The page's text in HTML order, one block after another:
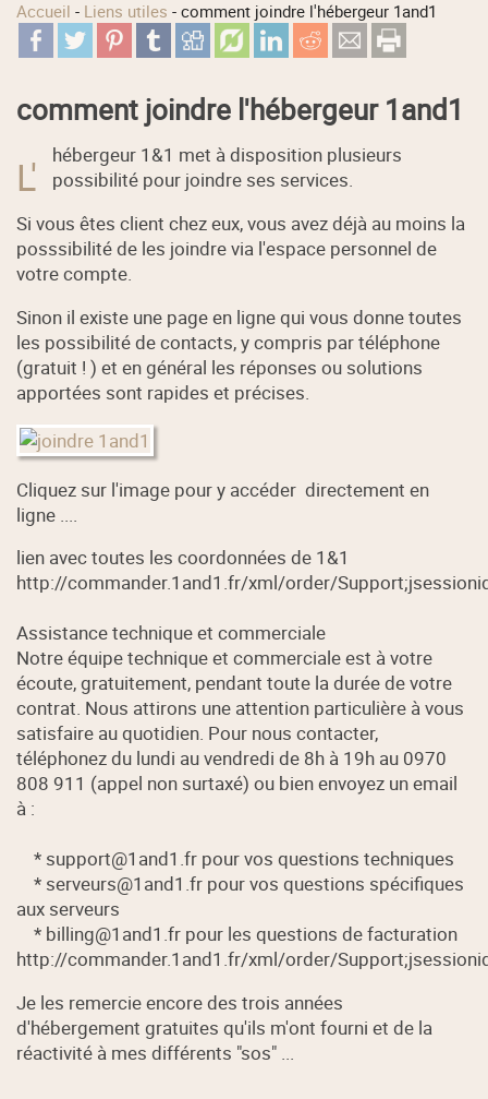
Accueil - Liens utiles -comment joindre l'hébergeur 1and1
comment joindre l'hébergeur 1and1
L'
hébergeur 1&1 met à disposition plusieurs
possibilité pour joindre ses services.
Si vous êtes client chez eux, vous avez déjà au moins la
posssibilité de les joindre via l'espace personnel de
votre compte.
Sinon il existe une page en ligne qui vous donne toutes
les possibilité de contacts, y compris par téléphone
(gratuit ! ) et en général les réponses ou solutions
apportées sont rapides et précises.
Cliquez sur l'image pour y accéder directement en
ligne ....
lien avec toutes les coordonnées de 1&1
http://commander.1and1.fr/xml/order/
Assistance technique et commerciale
Notre équipe technique et commerciale est à votre
écoute, gratuitement, pendant toute la durée de votre
contrat. Nous attirons une attention particulière à vous
satisfaire au quotidien. Pour nous contacter,
téléphonez du lundi au vendredi de 8h à 19h au 0970
808 911 (appel non surtaxé) ou bien envoyez un email
à :
* support@1and1.fr pour vos questions techniques
* serveurs@1and1.fr pour vos questions spécifiques
aux serveurs
* billing@1and1.fr pour les questions de facturation
http://commander.1and1.fr/xml/order/
Je les remercie encore des trois années
d'hébergement gratuites qu'ils m'ont fourni et de la
réactivité à mes différents "sos" ...